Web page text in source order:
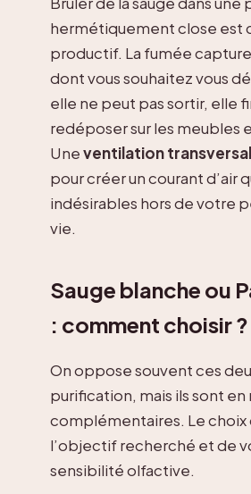
hermétiquement close est
productif. La fumée
dont vous souhaitez vous
elle ne peut pas sortir, elle
redéposer sur les meubles
Uneventilation
pour créer un courant d’air
indésirables hors de votre
vie.
Sauge blanche ou
: comment choisir ?
On oppose souvent ces
purification, mais ils sont en
complémentaires. Le
l’objectif recherché et de
sensibilité olfactive.